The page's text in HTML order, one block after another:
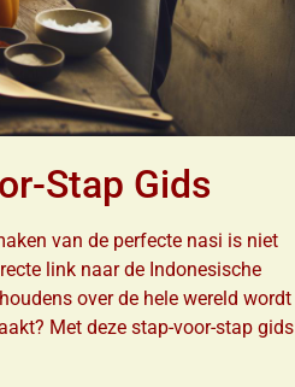
Stap Gids
van de perfecte nasi is niet
link naar de Indonesische
over de hele wereld wordt
Met deze stap-voor-stap gids